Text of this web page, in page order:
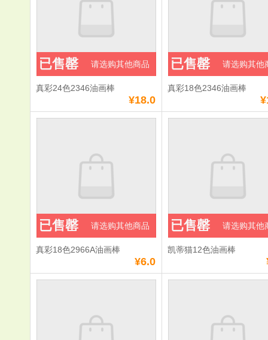
真彩24色2346油画棒
¥18.0
已售罄 请选购其他商品
真彩18色2346油画棒
已售罄 请选购其他
真彩18色2966A油画棒
¥6.0
已售罄 请选购其他商品
凯蒂猫12色油画棒
已售罄 请选购其他